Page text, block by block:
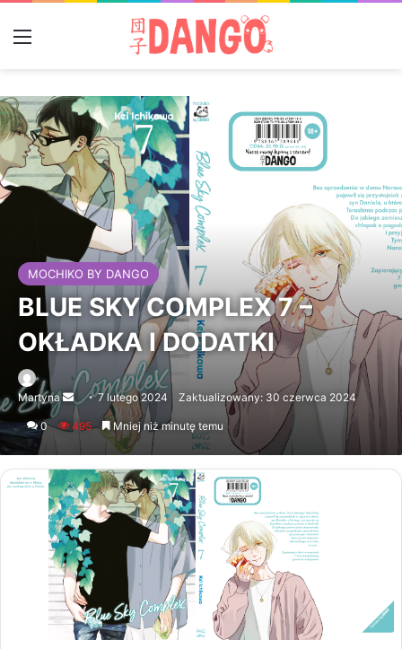
MOCHIKO BY DANGO
BLUE SKY COMPLEX 7 –
OKŁADKA I DODATKI
Martyna
Send
an
7 lutego 2024 Zaktualizowany: 30 czerwca 2024
0 495 Mniej niż minutę temu